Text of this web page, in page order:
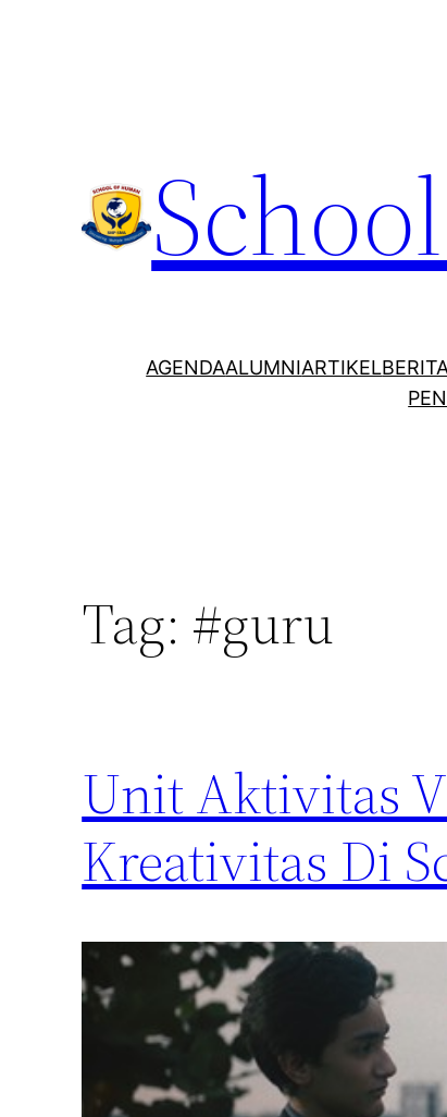
AGENDAALUMNIARTIKEL
Tag: #guru
Unit Aktivitas
Kreativitas Di